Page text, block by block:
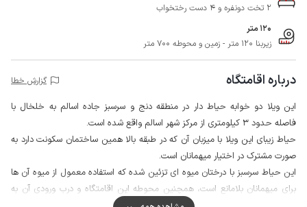
2 تخت دونفره و 4 دست رختخواب
120 متر
زیربنا 120 متر - زمین و محوطه 700 متر
درباره اقامتگاه گزارش خطا
این ویلا دو خوابه حیاط دار در منطقه دنج و سرسبز جاده اسالم به خلخال با
فاصله حدود 3 کیلومتری از مرکز شهر اسالم واقع شده است.
حیاط زیبای این ویلا با میزبان آن که در طبقه بالا همین ساختمان سکونت دارد به
صورت مشترک در اختیار میهمانان است.
این حیاط سرسبز با درختان میوه ای تزئین شده که استفاده معمول از میوه آن ها
برای میهمانان بلامانع است، همچنین محوطه این اقامتگاه و درب ورودی آن به